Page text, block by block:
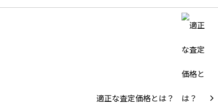
適正な査定価格とは？